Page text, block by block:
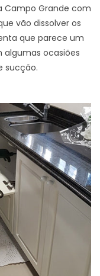
Campo Grande com
vão dissolver os
que parece um
algumas ocasiões
sucção.